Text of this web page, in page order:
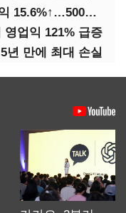
현대지에프홀딩스, 2분기 영업익 15.6%↑…500억 규모 자사주 매입
영업익 121% 급증
만에 최대 손실